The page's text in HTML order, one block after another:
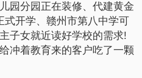
分园正在装修、代建黄金
式开学、赣州市第八中学可
子女就近读好学校的需求!
冲着教育来的客户吃了一颗